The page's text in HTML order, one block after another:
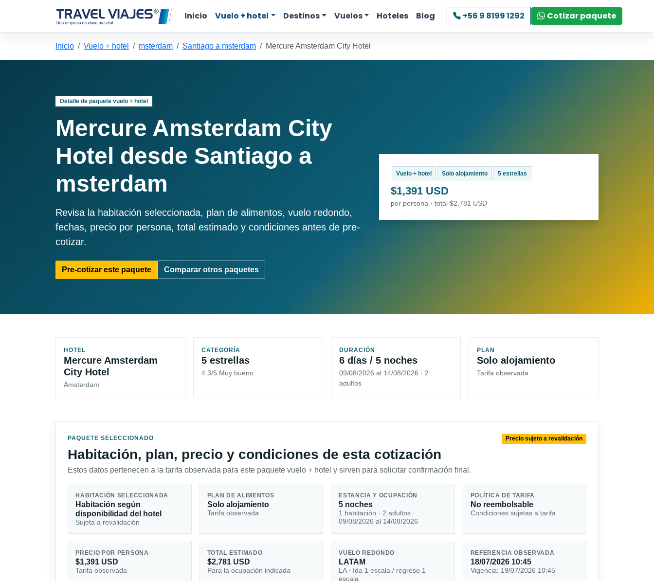
Inicio Vuelo + hotel Destinos Vuelos Hoteles Blog +56 9 8199 1292 Cotizar paquete
Inicio Vuelo + hotel msterdam Santiago a msterdam Mercure Amsterdam City Hotel
Detalle de paquete vuelo + hotel
Mercure Amsterdam City
Hotel desde Santiago a
msterdam
Revisa la habitación seleccionada, plan de alimentos, vuelo redondo,
fechas, precio por persona, total estimado y condiciones antes de pre-
cotizar.
Pre-cotizar este paquete Comparar otros paquetes
Vuelo + hotel Solo alojamiento 5 estrellas
$1,391 USD
por persona · total $2,781 USD
HOTEL
Mercure Amsterdam
City Hotel
Ámsterdam
CATEGORÍA
5 estrellas
4.3/5 Muy bueno
DURACIÓN
6 días / 5 noches
09/08/2026 al 14/08/2026 · 2
adultos
PLAN
Solo alojamiento
Tarifa observada
PAQUETE SELECCIONADO
Habitación, plan, precio y condiciones de esta cotización
Estos datos pertenecen a la tarifa observada para este paquete vuelo + hotel y sirven para solicitar confirmación final.
Precio sujeto a revalidación
HABITACIÓN SELECCIONADA
Habitación según
disponibilidad del hotel
Sujeta a revalidación
PLAN DE ALIMENTOS
Solo alojamiento
Tarifa observada
ESTANCIA Y OCUPACIÓN
5 noches
1 habitación · 2 adultos ·
09/08/2026 al 14/08/2026
POLÍTICA DE TARIFA
No reembolsable
Condiciones sujetas a tarifa
PRECIO POR PERSONA
$1,391 USD
Tarifa observada
TOTAL ESTIMADO
$2,781 USD
Para la ocupación indicada
VUELO REDONDO
LATAM
LA · Ida 1 escala / regreso 1
escala
REFERENCIA OBSERVADA
18/07/2026 10:45
Vigencia: 19/07/2026 10:45